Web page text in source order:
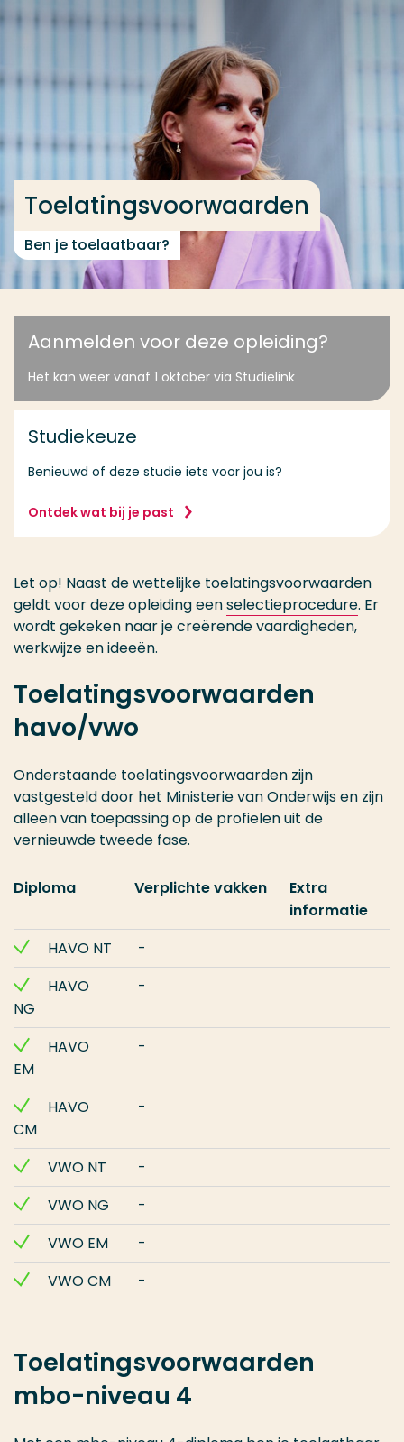
Ga direct naar de content
... > Toelatingsvoorwaarden
Toelatingsvoorwaarden
Ben je toelaatbaar?
Aanmelden voor deze opleiding?
Het kan weer vanaf 1 oktober via Studielink
Studiekeuze
Benieuwd of deze studie iets voor jou is?
Ontdek wat bij je past
Let op! Naast de wettelijke toelatingsvoorwaarden
geldt voor deze opleiding eenselectieprocedure. Er
wordt gekeken naar je creërende vaardigheden,
werkwijze en ideeën.
Toelatingsvoorwaarden
havo/vwo
Onderstaande toelatingsvoorwaarden zijn
vastgesteld door het Ministerie van Onderwijs en zijn
alleen van toepassing op de profielen uit de
vernieuwde tweede fase.
Diploma Verplichte vakken
Extra
informatie
HAVO NT
-
HAVO
NG
-
HAVO
EM
-
HAVO
CM
-
VWO NT
-
VWO NG
-
VWO EM
-
VWO CM
-
Toelatingsvoorwaarden
mbo-niveau 4
Opleiding
Contact